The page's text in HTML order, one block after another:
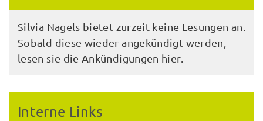
Silvia Nagels bietet zurzeit keine Lesungen an.
Sobald diese wieder angekündigt werden,
lesen sie die Ankündigungen hier.
Interne Links